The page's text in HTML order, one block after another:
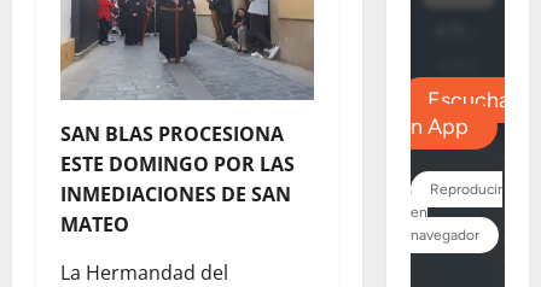
SAN BLAS PROCESIONA
ESTE DOMINGO POR LAS
INMEDIACIONES DE SAN
MATEO
La Hermandad del